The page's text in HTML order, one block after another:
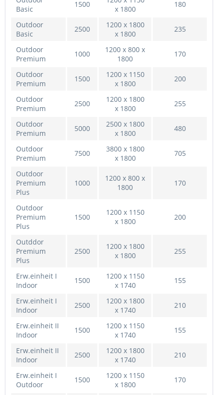
Basic
1500
x 1800
180
Outdoor
Basic
2500
1200 x 1800
x 1800
235
Outdoor
Premium
1000
1200 x 800 x
1800
170
Outdoor
Premium
1500
1200 x 1150
x 1800
200
Outdoor
Premium
2500
1200 x 1800
x 1800
255
Outdoor
Premium
5000
2500 x 1800
x 1800
480
Outdoor
Premium
7500
3800 x 1800
x 1800
705
Outdoor
Premium
Plus
1000
1200 x 800 x
1800
170
Outdoor
Premium
Plus
1500
1200 x 1150
x 1800
200
Outddor
Premium
Plus
2500
1200 x 1800
x 1800
255
Erw.einheit I
Indoor
1500
1200 x 1150
x 1740
155
Erw.einheit I
Indoor
2500
1200 x 1800
x 1740
210
Erw.einheit II
Indoor
1500
1200 x 1150
x 1740
155
Erw.einheit II
Indoor
2500
1200 x 1800
x 1740
210
Erw.einheit I
Outdoor
1500
1200 x 1150
x 1800
170